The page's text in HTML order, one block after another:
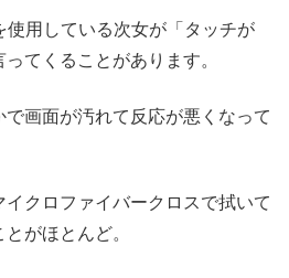
使用している次女が「タッチが
てくることがあります。
画面が汚れて反応が悪くなって
クロファイバークロスで拭いて
がほとんど。